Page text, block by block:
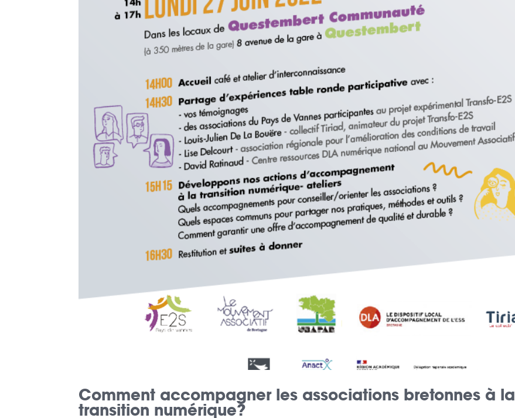
Comment accompagner les associations bretonnes à la
transition numérique?